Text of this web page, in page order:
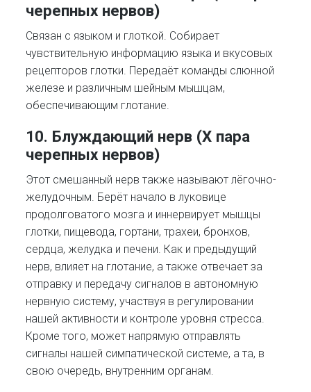
черепных нервов)
Связан с языком и глоткой. Собирает
чувствительную информацию языка и вкусовых
рецепторов глотки. Передаёт команды слюнной
железе и различным шейным мышцам,
обеспечивающим глотание.
10. Блуждающий нерв (X пара
черепных нервов)
Этот смешанный нерв также называют лёгочно-
желудочным. Берёт начало в луковице
продолговатого мозга и иннервирует мышцы
глотки, пищевода, гортани, трахеи, бронхов,
сердца, желудка и печени. Как и предыдущий
нерв, влияет на глотание, а также отвечает за
отправку и передачу сигналов в автономную
нервную систему, участвуя в регулировании
нашей активности и контроле уровня стресса.
Кроме того, может напрямую отправлять
сигналы нашей симпатической системе, а та, в
свою очередь, внутренним органам.